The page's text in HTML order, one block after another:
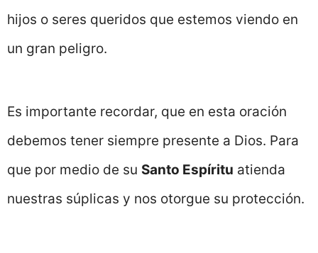
hijos o seres queridos que estemos viendo en
un gran peligro.
Es importante recordar, que en esta oración
debemos tener siempre presente a Dios. Para
que por medio de su Santo Espíritu atienda
nuestras súplicas y nos otorgue su protección.